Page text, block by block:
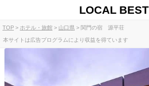
LOCAL BEST
TOP ホテル・旅館 山口県 関門の宿 源平荘
本サイトは広告プログラムにより収益を得ています